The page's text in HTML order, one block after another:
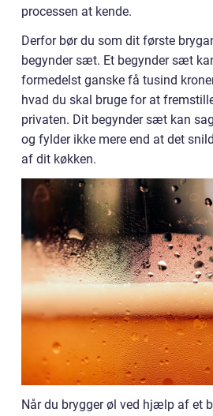
processen at kende.
Derfor bør du som dit første
begynder sæt. Et begynder sæt
formedelst ganske få tusind
hvad du skal bruge for at
privaten. Dit begynder sæt kan
og fylder ikke mere end at det
af dit køkken.
Når du brygger øl ved hjælp af et